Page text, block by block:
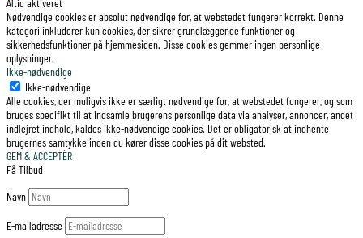
Altid aktiveret
Nødvendige cookies er absolut nødvendige for, at webstedet fungerer korrekt. Denne
kategori inkluderer kun cookies, der sikrer grundlæggende funktioner og
sikkerhedsfunktioner på hjemmesiden. Disse cookies gemmer ingen personlige
oplysninger.
Ikke-nødvendige
Ikke-nødvendige
Alle cookies, der muligvis ikke er særligt nødvendige for, at webstedet fungerer, og som
bruges specifikt til at indsamle brugerens personlige data via analyser, annoncer, andet
indlejret indhold, kaldes ikke-nødvendige cookies. Det er obligatorisk at indhente
brugernes samtykke inden du kører disse cookies på dit websted.
GEM & ACCEPTÈR
Få Tilbud
Navn
E-mailadresse